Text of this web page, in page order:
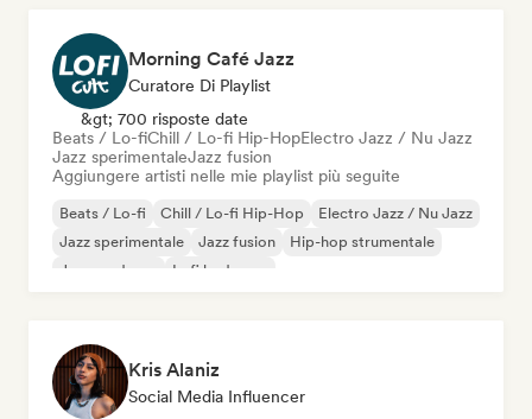
Morning Café Jazz
Curatore Di Playlist
&gt; 700 risposte date
Beats / Lo-fiChill / Lo-fi Hip-HopElectro Jazz / Nu Jazz
Jazz sperimentaleJazz fusion
Aggiungere artisti nelle mie playlist più seguite
Beats / Lo-fi Chill / Lo-fi Hip-Hop
Electro Jazz / Nu Jazz
Jazz sperimentale
Jazz fusion
Hip-hop strumentale
Jazz moderno
Lofi bedroom
Kris Alaniz
Social Media Influencer